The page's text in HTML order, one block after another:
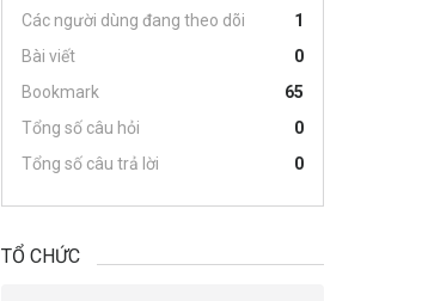
Các người dùng đang theo dõi
1
Bài viết
0
Bookmark
65
Tổng số câu hỏi
0
Tổng số câu trả lời
0
TỔ CHỨC